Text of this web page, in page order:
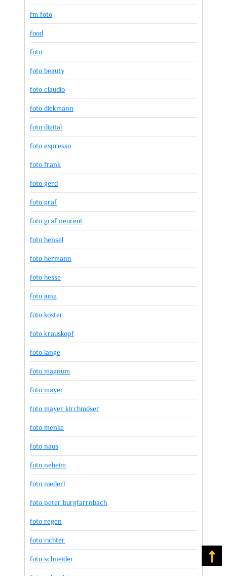
fm foto
food
foto
foto beauty
foto claudio
foto diekmann
foto digital
foto espresso
foto frank
foto gerd
foto graf
foto graf neureut
foto hensel
foto hermann
foto hesse
foto jung
foto köster
foto krauskopf
foto lange
foto magnum
foto mayer
foto mayer kirchmöser
foto menke
foto naus
foto neheim
foto niederl
foto peter burgfarrnbach
foto regen
foto richter
foto schneider